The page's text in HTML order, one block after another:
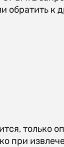
обратить к
только
при